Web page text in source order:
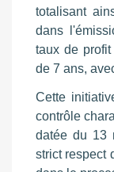
totalisant
dans
taux de
de 7 ans,
Cette
contrôle
datée du 13
strict respect